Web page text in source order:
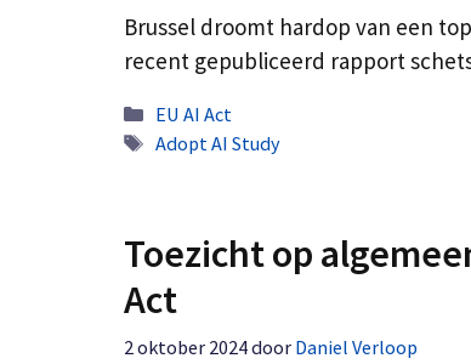
Brussel droomt hardop van een
recent gepubliceerd rapport
Categorieën
EU AI Act
Tags
Adopt AI Study
Toezicht op
Act
2 oktober 2024door Daniel Verloop